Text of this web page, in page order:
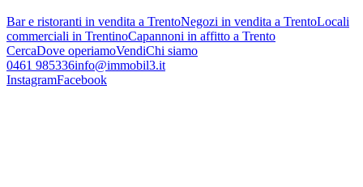
Bar e ristoranti in vendita a TrentoNegozi in vendita a TrentoLocali
commerciali in TrentinoCapannoni in affitto a Trento
CercaDove operiamoVendiChi siamo
0461 985336info@immobil3.it
InstagramFacebook